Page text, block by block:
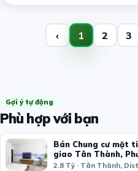
‹ 1 2 3
Gợi ý tự động
Phù hợp với bạn
Bán Chung cư mặt
giao Tân Thành,